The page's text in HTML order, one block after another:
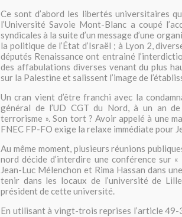
Ce sont d’abord les libertés universitaires
l’Université Savoie Mont-Blanc a coupé
syndicales à la suite d’un message d’une
la politique de l’État d’Israël ; à Lyon 2,
députés Renaissance ont entrainé
des affabulations diverses venant du plus
sur la Palestine et salissent l’image de
Un cran vient d’être franchi avec la
général de l’UD CGT du Nord, à un an
terrorisme ». Son tort ? Avoir appelé à une
FNEC FP-FO exige la relaxe immédiate pour
Au même moment, plusieurs réunions
nord décide d’interdire une conférence sur
Jean-Luc Mélenchon et Rima Hassan dans
tenir dans les locaux de l’université de
président de cette université.
En utilisant à vingt-trois reprises l’article